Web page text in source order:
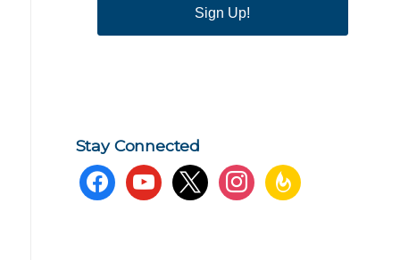
Sign Up!
Stay Connected
facebookyoutube x instagramfeedburner